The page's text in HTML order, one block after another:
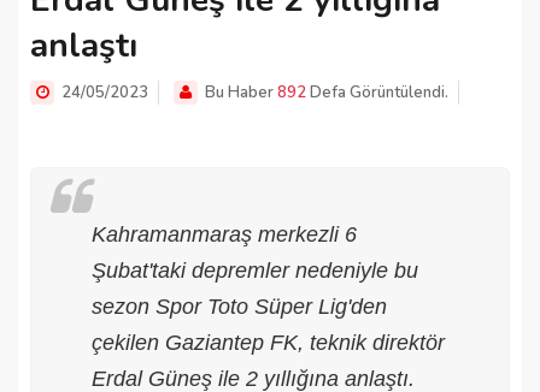
anlaştı
24/05/2023 Bu Haber892Defa Görüntülendi.
Kahramanmaraş merkezli 6
Şubat'taki depremler nedeniyle bu
sezon Spor Toto Süper Lig'den
çekilen Gaziantep FK, teknik direktör
Erdal Güneş ile 2 yıllığına anlaştı.